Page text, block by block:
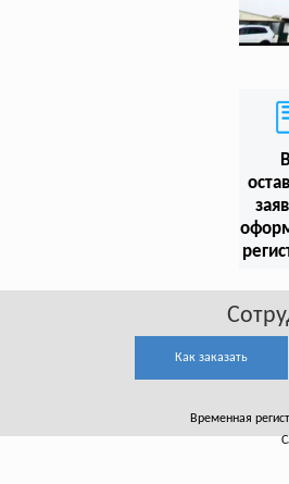
Как заказать
Временная